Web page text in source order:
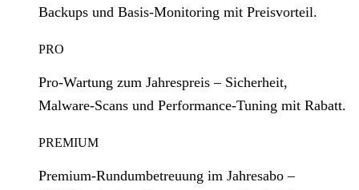
Backups und Basis‑Monitoring mit Preisvorteil.
PRO
Pro‑Wartung zum Jahrespreis – Sicherheit,
Malware‑Scans und Performance‑Tuning mit Rabatt.
PREMIUM
Premium‑Rundumbetreuung im Jahresabo –